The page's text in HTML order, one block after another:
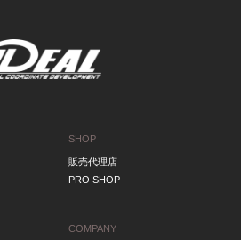
SHOP
販売代理店
PRO SHOP
COMPANY